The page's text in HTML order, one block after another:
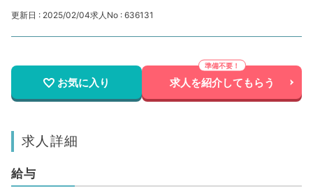
更新日 : 2025/02/04求人No : 636131
お気に入り 求人を紹介してもらう
求人詳細
給与